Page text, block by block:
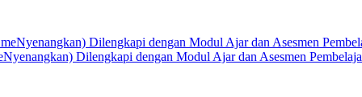
Dilengkapi dengan Modul Ajar dan Asesmen